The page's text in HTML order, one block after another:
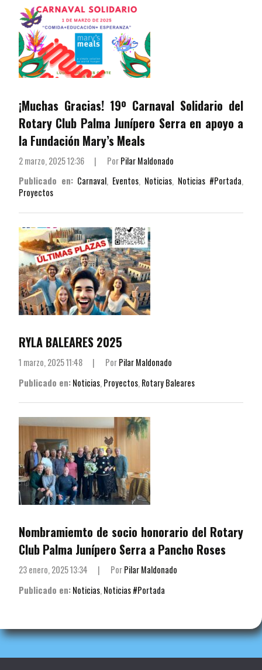
¡Muchas Gracias! 19º Carnaval Solidario del
Rotary Club Palma Junípero Serra en apoyo a
la Fundación Mary’s Meals
2 marzo, 2025 12:36 | PorPilar Maldonado
Publicado en: Carnaval, Eventos, Noticias, Noticias #Portada,
Proyectos
RYLA BALEARES 2025
1 marzo, 2025 11:48 | PorPilar Maldonado
Publicado en:Noticias, Proyectos, Rotary Baleares
Nombramiemto de socio honorario del Rotary
Club Palma Junípero Serra a Pancho Roses
23 enero, 2025 13:34 | PorPilar Maldonado
Publicado en:Noticias, Noticias #Portada